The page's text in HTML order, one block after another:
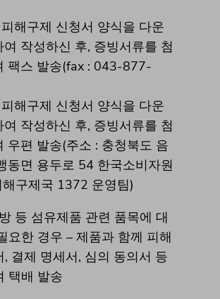
해구제 신청서 양식을 다운
여 작성하신 후, 증빙서류를 첨
팩스 발송(fax : 043-877-
해구제 신청서 양식을 다운
여 작성하신 후, 증빙서류를 첨
우편 발송(주소 : 충청북도 음
동면 용두로 54 한국소비자원
구제국 1372 운영팀)
등 섬유제품 관련 품목에 대
요한 경우 – 제품과 함께 피해
, 결제 명세서, 심의 동의서 등
택배 발송